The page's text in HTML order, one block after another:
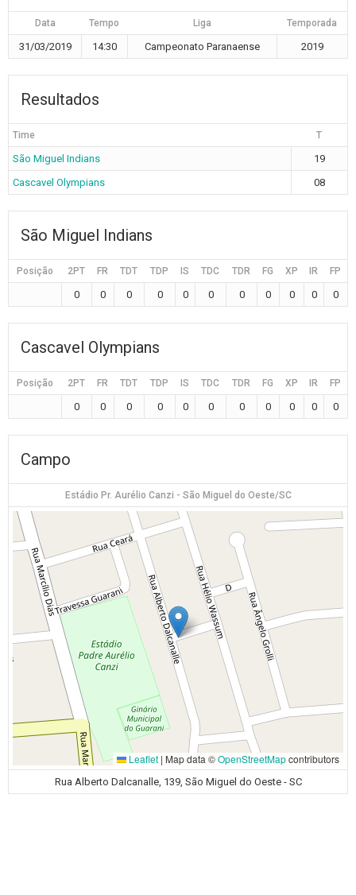
Data Tempo Liga Temporada
31/03/2019 14:30 Campeonato Paranaense 2019
Resultados
Time T
São Miguel Indians
19
Cascavel Olympians
08
São Miguel Indians
Posição 2PT FR TDT TDP IS TDC TDR FG XP IR FP
0 0 0 0 0 0 0 0 0 0 0
Cascavel Olympians
Posição 2PT FR TDT TDP IS TDC TDR FG XP IR FP
0 0 0 0 0 0 0 0 0 0 0
Campo
Estádio Pr. Aurélio Canzi - São Miguel do Oeste/SC
Leaflet | Map data ©OpenStreetMapcontributors
Rua Alberto Dalcanalle, 139, São Miguel do Oeste - SC